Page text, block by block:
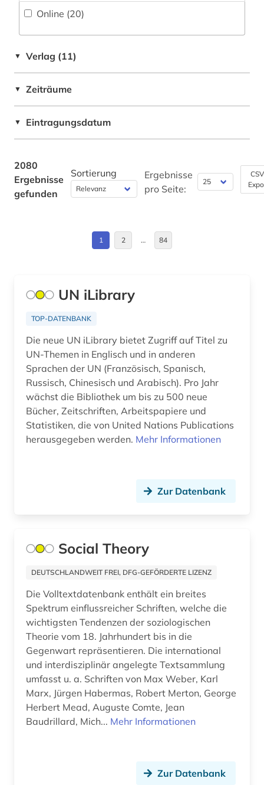
altes ägypten (1)
althochdeutsch (1)
altnordisch (1)
altschwedisch (1)
altsächsisch (1)
aluminium (1)
aluminiumproduktion (1)
american library association (1)
amerika (6)
amerika unabhängigkeitskrieg (1)
amerikanische literatur (1)
amerikanisches judentum (1)
amnesty international (1)
anarchismus (1)
anarchist (1)
angelsachsen (2)
angelsächsische texte (2)
angewandte chemie (1)
angewandte technologien (1)
Bayern (7)
Berlin (4)
Brandenburg (4)
Bulgarien (8)
Europa (62)
Finnland (9)
Frankreich (27)
GUS (8)
Irland (8)
Island (2)
Israel (10)
Italien (27)
Japan (5)
Jugoslawien (7)
Kanada (21)
Korea (2)
Online (20)
▼ Verlag (11)
▼ Zeiträume
▼ Eintragungsdatum
2080
Ergebnisse
gefunden
Sortierung
Ergebnisse
pro Seite:
1 2 … 84
UN iLibrary
TOP-DATENBANK
Die neue UN iLibrary bietet Zugriff auf Titel zu
UN-Themen in Englisch und in anderen
Sprachen der UN (Französisch, Spanisch,
Russisch, Chinesisch und Arabisch). Pro Jahr
wächst die Bibliothek um bis zu 500 neue
Bücher, Zeitschriften, Arbeitspapiere und
Statistiken, die von United Nations Publications
herausgegeben werden. Mehr Informationen
Zur Datenbank
Social Theory
DEUTSCHLANDWEIT FREI, DFG-GEFÖRDERTE LIZENZ
Die Volltextdatenbank enthält ein breites
Spektrum einflussreicher Schriften, welche die
wichtigsten Tendenzen der soziologischen
Theorie vom 18. Jahrhundert bis in die
Gegenwart repräsentieren. Die international
und interdisziplinär angelegte Textsammlung
umfasst u. a. Schriften von Max Weber, Karl
Marx, Jürgen Habermas, Robert Merton, George
Herbert Mead, Auguste Comte, Jean
Baudrillard, Mich... Mehr Informationen
Zur Datenbank